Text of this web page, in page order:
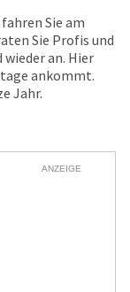
Sie am
Sie Profis und
an. Hier
ankommt.
Jahr.
ANZEIGE